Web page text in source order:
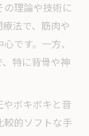
理論や技術に
法で、筋肉や
です。一方、
特に背骨や神
ボキボキと音
較的ソフトな手